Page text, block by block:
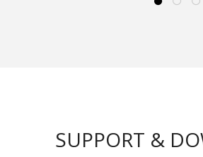
SUPPORT &